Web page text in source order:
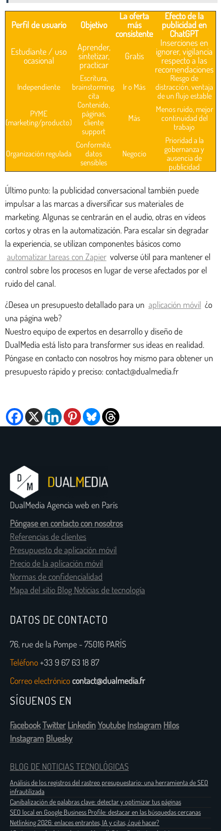
Perfil de usuario Objetivo
La oferta
más
consistente
Efecto de la
publicidad en
ChatGPT
Estudiante / uso
ocasional
Aprender,
sintetizar,
practicar
Gratis
Inserciones en
ignorer, vigilancia
respecto a las
recomendaciones
Independiente
Escritura,
brainstorming,
cita
Ir o Más
Riesgo de
distracción, ventaja
de un flujo estable
PYME
(marketing/producto)
Contenido,
páginas,
cliente
support
Más
Menos ruido, mejor
continuidad del
trabajo
Organización regulada
Conformité,
datos
sensibles
Negocio
Prioridad a la
gobernanza y
ausencia de
publicidad
Último punto: la publicidad conversacional también puede
impulsar a las marcas a diversificar sus materiales de
marketing. Algunas se centrarán en el audio, otras en vídeos
cortos y otras en la automatización. Para escalar sin degradar
la experiencia, se utilizan componentes básicos como
automatizar tareas con Zapier volverse útil para mantener el
control sobre los procesos en lugar de verse afectados por el
ruido del canal.
¿Desea un presupuesto detallado para un aplicación móvil ¿o
una página web?
Nuestro equipo de expertos en desarrollo y diseño de
DualMedia está listo para transformer sus ideas en realidad.
Póngase en contacto con nosotros hoy mismo para obtener un
presupuesto rápido y preciso: contact@dualmedia.fr
DualMedia Agencia web en París
Póngase en contacto con nosotros
Referencias de clientes
Presupuesto de aplicación móvil
Precio de la aplicación móvil
Normas de confidencialidad
Mapa del sitio Blog Noticias de tecnología
DATOS DE CONTACTO
76, rue de la Pompe - 75016 PARÍS
Teléfono+33 9 67 63 18 87
Correo electrónicocontact@dualmedia.fr
SÍGUENOS EN
FacebookTwitter LinkedinYoutube Instagram Hilos
Instagram Bluesky
BLOG DE NOTICIAS TECNOLÓGICAS
Análisis de los registros del rastreo presupuestario: una herramienta de SEO
infrautilizada
Canibalización de palabras clave: detectar y optimizar tus páginas
SEO local en Google Business Profile: destacar en las búsquedas cercanas
Netlinking 2026: enlaces entrantes, IA y citas, ¿qué hacer?